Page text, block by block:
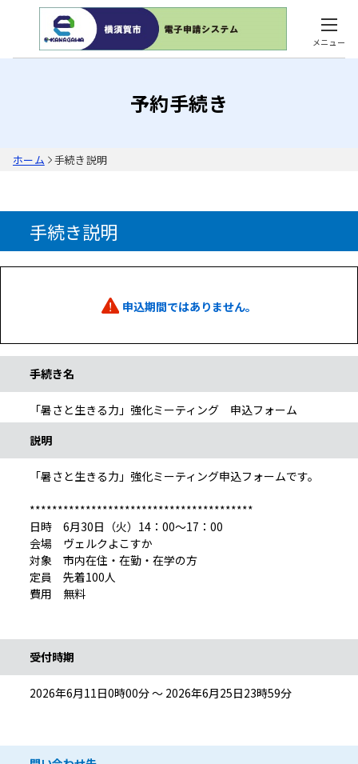
メニュー
予約手続き
ホーム 手続き説明
手続き説明
申込期間ではありません。
手続き名
「暑さと生きる力」強化ミーティング 申込フォーム
説明
「暑さと生きる力」強化ミーティング申込フォームです。
****************************************
日時 6月30日（火）14：00～17：00
会場 ヴェルクよこすか
対象 市内在住・在勤・在学の方
定員 先着100人
費用 無料
受付時期
2026年6月11日0時00分 ～ 2026年6月25日23時59分